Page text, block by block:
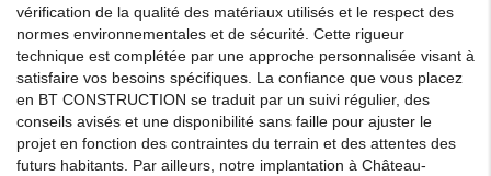
vérification de la qualité des matériaux utilisés et le respect des
normes environnementales et de sécurité. Cette rigueur
technique est complétée par une approche personnalisée visant à
satisfaire vos besoins spécifiques. La confiance que vous placez
en BT CONSTRUCTION se traduit par un suivi régulier, des
conseils avisés et une disponibilité sans faille pour ajuster le
projet en fonction des contraintes du terrain et des attentes des
futurs habitants. Par ailleurs, notre implantation à Château-